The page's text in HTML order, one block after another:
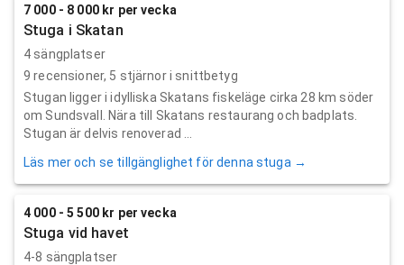
7 000 - 8 000 kr per vecka
Stuga i Skatan
4 sängplatser
9 recensioner, 5 stjärnor i snittbetyg
Stugan ligger i idylliska Skatans fiskeläge cirka 28 km söder
om Sundsvall. Nära till Skatans restaurang och badplats.
Stugan är delvis renoverad ...
Läs mer och se tillgänglighet för denna stuga →
4 000 - 5 500 kr per vecka
Stuga vid havet
4-8 sängplatser